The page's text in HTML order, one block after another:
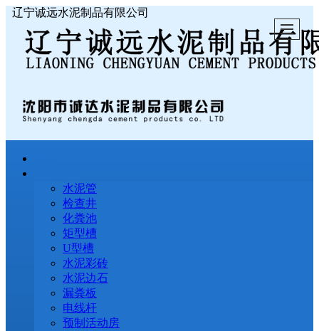
辽宁诚远水泥制品有限公司
水泥管
检查井
化粪池
矩型槽
U型槽
水泥彩砖
水泥边石
漏粪板
电线杆
预制活动房